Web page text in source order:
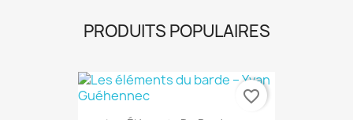
PRODUITS POPULAIRES
favorite_border